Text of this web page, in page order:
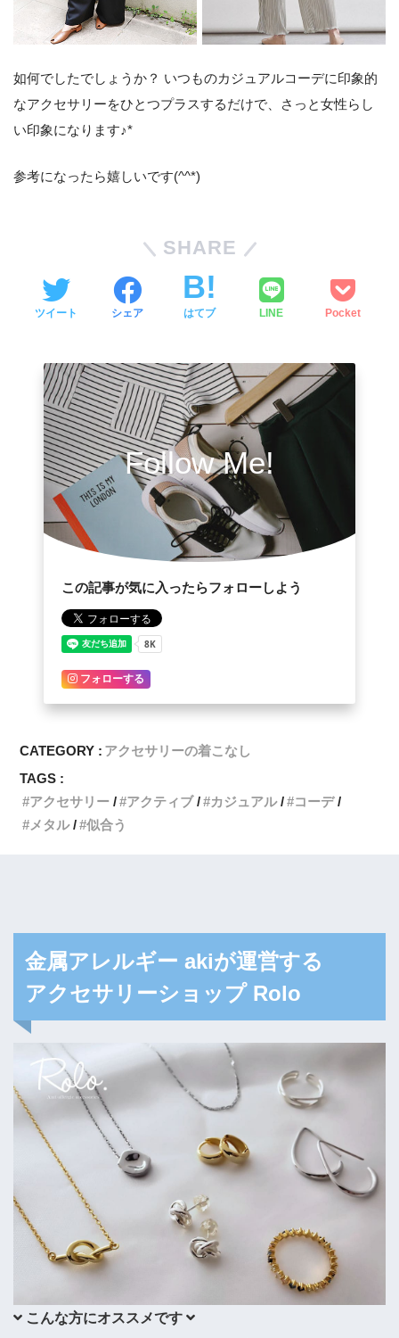
如何でしたでしょうか？ いつものカジュアルコーデに印象的
なアクセサリーをひとつプラスするだけで、さっと女性らし
い印象になります♪*
参考になったら嬉しいです(^^*)
SHARE
ツイート シェア はてブ LINE Pocket
Follow Me!
この記事が気に入ったらフォローしよう
フォローする
CATEGORY : アクセサリーの着こなし
TAGS :
アクセサリー
アクティブ カジュアル
コーデ
メタル
似合う
金属アレルギー akiが運営する
アクセサリーショップ Rolo
こんな方にオススメです